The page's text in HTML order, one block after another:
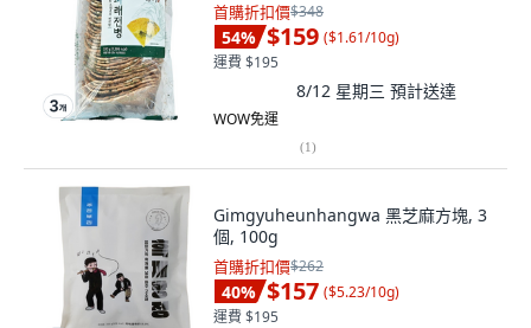
首購折扣價$348
54% $159 ($1.61/10g)
運費 $195
8/12 星期三 預計送達
WOW免運
(1)
Gimgyuheunhangwa 黑芝麻方塊, 3
個, 100g
首購折扣價$262
40% $157 ($5.23/10g)
運費 $195